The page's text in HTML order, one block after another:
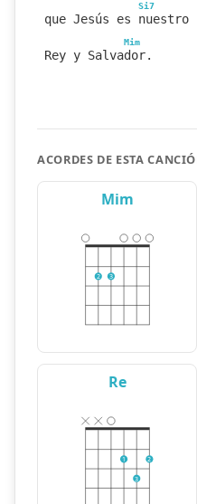
Si7
que Jesús es nuestro
Mim
Rey y Salvador.
ACORDES DE ESTA
Mim
2 3
Re
1
3
2